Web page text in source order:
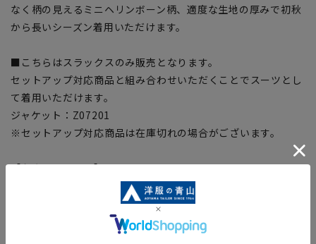
なく柄の見えるミニヘリンボーン柄、適度な生地の厚みで初秋
から長いシーズン着用いただけます。
■こちらはスラックスのみ販売となります。
セットアップ対応商品と組み合わせいただくことでスーツとし
て着用いただけます。
ジャケット：Z07201
※セットアップ対応商品は在庫切れの場合がございます。
【お直しについて】
こちらの商品の裾直しをする場合は店舗にて承ります。補正料
金については店舗へお問い合わせください。商品の股下以上の
長さの調節は出来ません、予めご了承ください。